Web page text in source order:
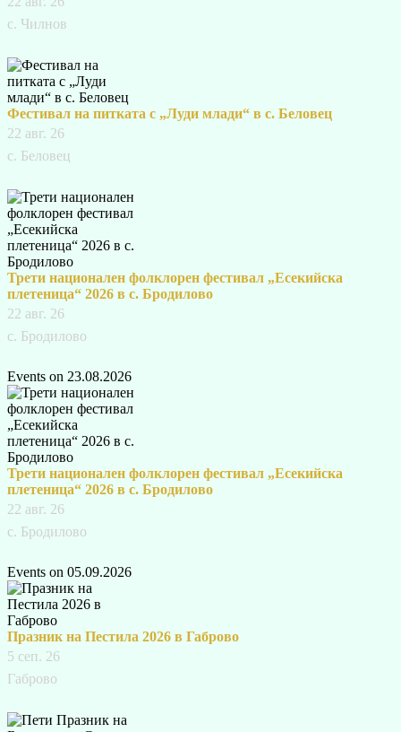
с. Чилнов
Фестивал на питката с „Луди млади“ в с. Беловец
22 авг. 26
с. Беловец
Трети национален фолклорен фестивал „Есекийска
плетеница“ 2026 в с. Бродилово
22 авг. 26
с. Бродилово
Events on 23.08.2026
Трети национален фолклорен фестивал „Есекийска
плетеница“ 2026 в с. Бродилово
22 авг. 26
с. Бродилово
Events on 05.09.2026
Празник на Пестила 2026 в Габрово
5 сеп. 26
Габрово